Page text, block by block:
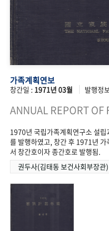
가족계획연보
창간일 : 1971년 03월 발행정
ANNUAL REPORT OF
1970년 국립가족계획연구소 설립
를 발행하였고, 창간 후 1971년
서 창간호이자 종간호로 발행됨.
권두사(김태동 보건사회부장관)